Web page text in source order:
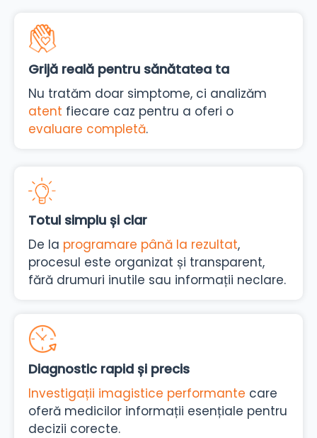
Grijă reală pentru sănătatea ta
Nu tratăm doar simptome, ci analizăm
atent fiecare caz pentru a oferi o
evaluare completă.
Totul simplu și clar
De la programare până la rezultat,
procesul este organizat și transparent,
fără drumuri inutile sau informații neclare.
Diagnostic rapid și precis
Investigații imagistice performante care
oferă medicilor informații esențiale pentru
decizii corecte.